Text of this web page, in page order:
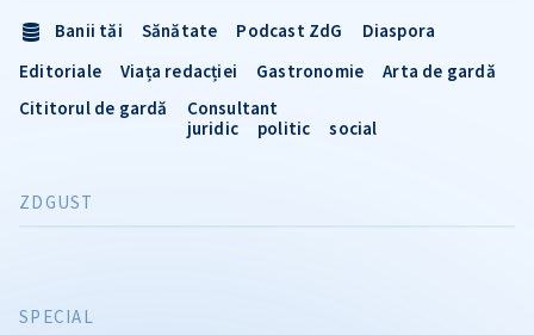
SPECIAL
Banii tăi Sănătate Podcast ZdG
Diaspora
Editoriale
Viața redacției Gastronomie
Arta de gardă
Cititorul de gardă
Consultant
juridic
politic social
ZDGUST